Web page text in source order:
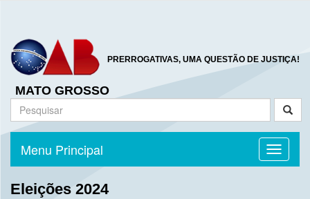
PRERROGATIVAS, UMA QUESTÃO DE JUSTIÇA!
MATO GROSSO
Toggle
Menu Principal
Eleições 2024